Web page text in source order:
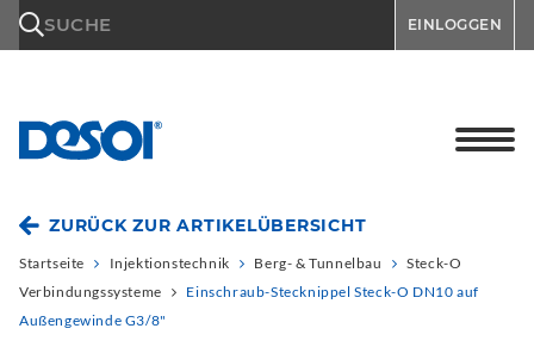
SUCHE EINLOGGEN
ZURÜCK ZUR ARTIKELÜBERSICHT
Startseite Injektionstechnik Berg- & Tunnelbau
Steck-O
Verbindungssysteme
Einschraub-Stecknippel Steck-O DN10 auf
Außengewinde G3/8"